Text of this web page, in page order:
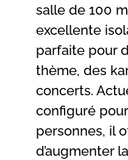
salle de 100
excellente
parfaite pour
thème, des
concerts.
configuré
personnes, il
d’augmenter